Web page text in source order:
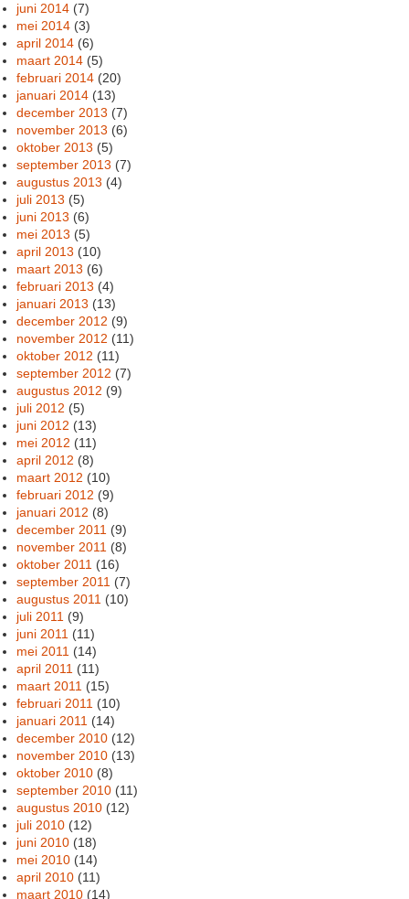
juni 2014 (7)
mei 2014 (3)
april 2014 (6)
maart 2014 (5)
februari 2014 (20)
januari 2014 (13)
december 2013 (7)
november 2013 (6)
oktober 2013 (5)
september 2013 (7)
augustus 2013 (4)
juli 2013 (5)
juni 2013 (6)
mei 2013 (5)
april 2013 (10)
maart 2013 (6)
februari 2013 (4)
januari 2013 (13)
december 2012 (9)
november 2012 (11)
oktober 2012 (11)
september 2012 (7)
augustus 2012 (9)
juli 2012 (5)
juni 2012 (13)
mei 2012 (11)
april 2012 (8)
maart 2012 (10)
februari 2012 (9)
januari 2012 (8)
december 2011 (9)
november 2011 (8)
oktober 2011 (16)
september 2011 (7)
augustus 2011 (10)
juli 2011 (9)
juni 2011 (11)
mei 2011 (14)
april 2011 (11)
maart 2011 (15)
februari 2011 (10)
januari 2011 (14)
december 2010 (12)
november 2010 (13)
oktober 2010 (8)
september 2010 (11)
augustus 2010 (12)
juli 2010 (12)
juni 2010 (18)
mei 2010 (14)
april 2010 (11)
maart 2010 (14)